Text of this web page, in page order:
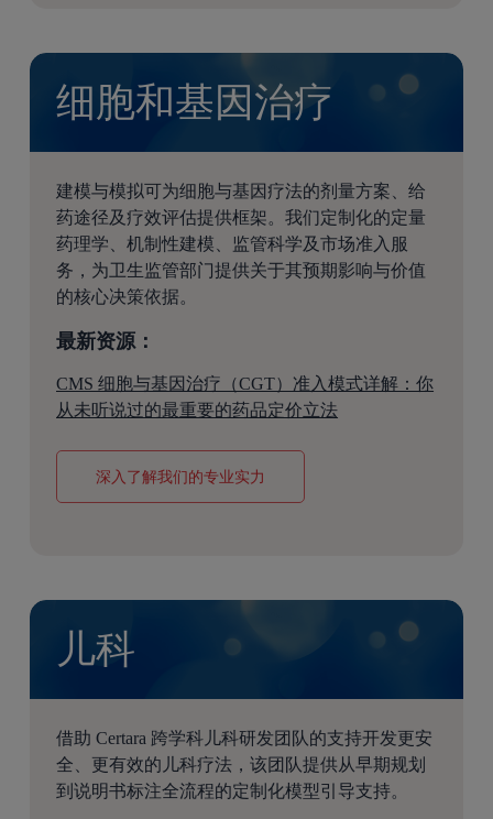
细胞和基因治疗
建模与模拟可为细胞与基因疗法的剂量方案、给
药途径及疗效评估提供框架。我们定制化的定量
药理学、机制性建模、监管科学及市场准入服
务，为卫生监管部门提供关于其预期影响与价值
的核心决策依据。
最新资源：
CMS 细胞与基因治疗（CGT）准入模式详解：你
从未听说过的最重要的药品定价立法
深入了解我们的专业实力
儿科
借助 Certara 跨学科儿科研发团队的支持开发更安
全、更有效的儿科疗法，该团队提供从早期规划
到说明书标注全流程的定制化模型引导支持。